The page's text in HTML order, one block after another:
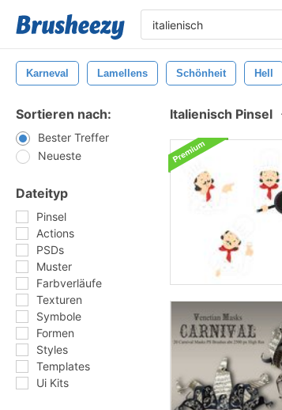
Karneval Lamellens Schönheit Hell
Sortieren nach:
Bester Treffer
Neueste
Dateityp
Pinsel
Actions
PSDs
Muster
Farbverläufe
Texturen
Symbole
Formen
Styles
Templates
Ui Kits
Italienisch Pinsel